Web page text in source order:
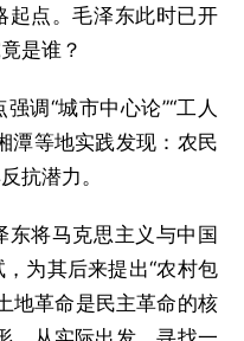
起点。毛泽东此时已开
是谁？
调“城市中心论”“工人
潭等地实践发现：农民
抗潜力。
东将马克思主义与中国
为其后来提出“农村包
地革命是民主革命的核